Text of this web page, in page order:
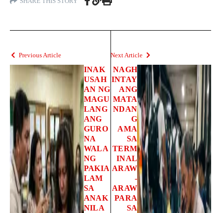
Previous Article
INAK
USAH
AN NG
MAGU
LANG
ANG
GURO
NA
WALA
NG
PAKIA
LAM
SA
ANAK
NILA
Next Article
NAGH
INTAY
ANG
MATA
NDAN
G
AMA
SA
TERM
INAL
ARAW
-
ARAW
PARA
SA